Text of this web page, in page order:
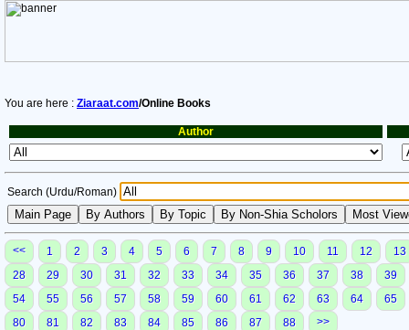
You are here : Ziaraat.com/Online Books
Author
Search (Urdu/Roman)
<< 1 2 3 4 5 6 7 8 9 10 11 12
13
28
29 30 31 32 33 34 35 36 37 38
39
54
55 56 57 58 59 60 61 62 63 64
65
80
81 82 83 84 85 86 87 88
>>